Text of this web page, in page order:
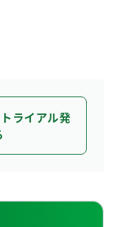
ライアル発